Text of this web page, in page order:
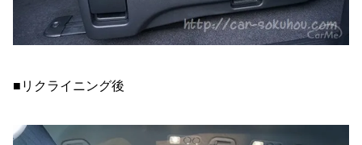
■リクライニング後